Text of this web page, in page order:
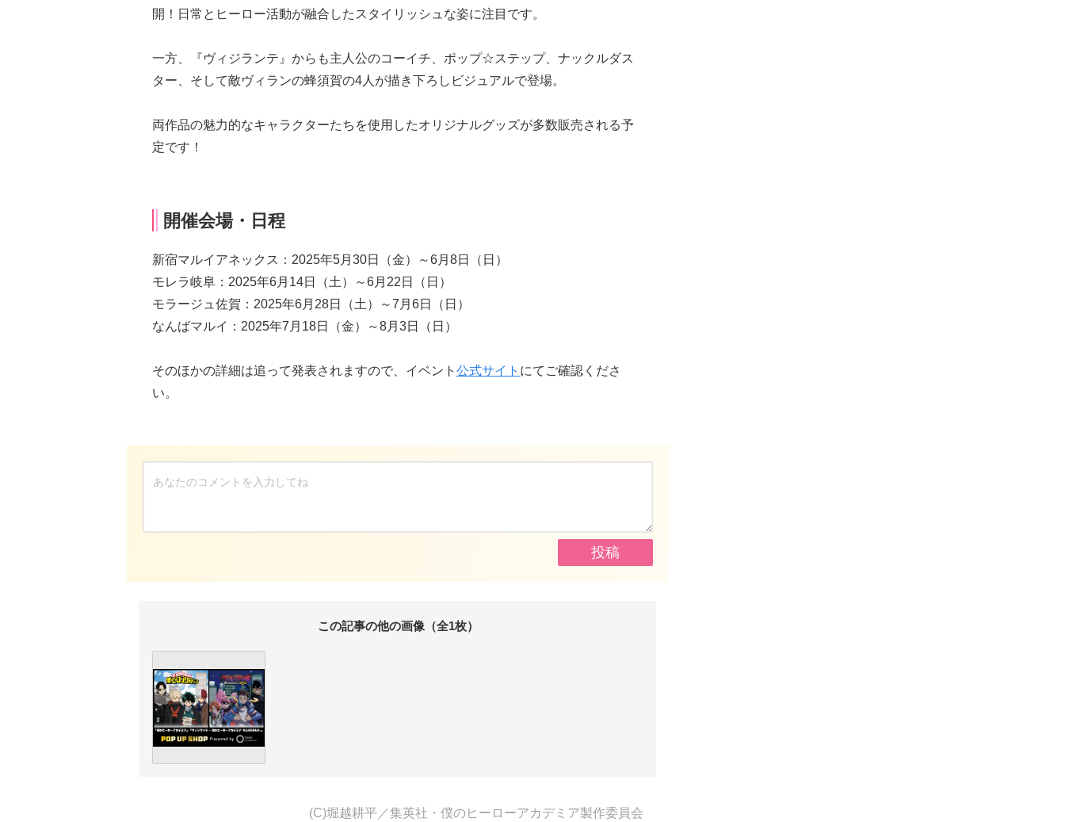
開！日常とヒーロー活動が融合したスタイリッシュな姿に注目です。
一方、『ヴィジランテ』からも主人公のコーイチ、ポップ☆ステップ、ナックルダス
ター、そして敵ヴィランの蜂須賀の4人が描き下ろしビジュアルで登場。
両作品の魅力的なキャラクターたちを使用したオリジナルグッズが多数販売される予
定です！
開催会場・日程
新宿マルイアネックス：2025年5月30日（金）～6月8日（日）
モレラ岐阜：2025年6月14日（土）～6月22日（日）
モラージュ佐賀：2025年6月28日（土）～7月6日（日）
なんばマルイ：2025年7月18日（金）～8月3日（日）
そのほかの詳細は追って発表されますので、イベント 公式サイト にてご確認くださ
い。
この記事の他の画像（全1枚）
(C)堀越耕平／集英社・僕のヒーローアカデミア製作委員会